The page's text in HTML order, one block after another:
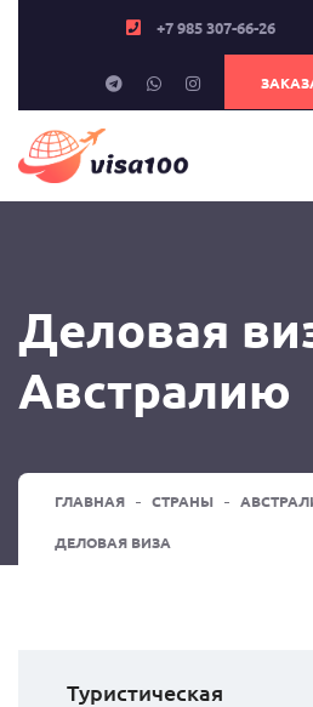
+7 985 307-66-26
Деловая
Австралию
ГЛАВНАЯ СТРАНЫ
ДЕЛОВАЯ ВИЗА
Туристическая